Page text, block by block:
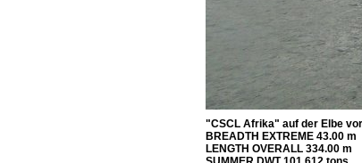
"CSCL Afrika" auf der Elbe
BREADTH EXTREME 43.00 m
LENGTH OVERALL 334.00 m